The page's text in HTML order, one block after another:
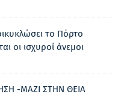
το Πόρτο
οι ισχυροί άνεμοι
-ΜΑΖΙ ΣΤΗΝ ΘΕΙΑ